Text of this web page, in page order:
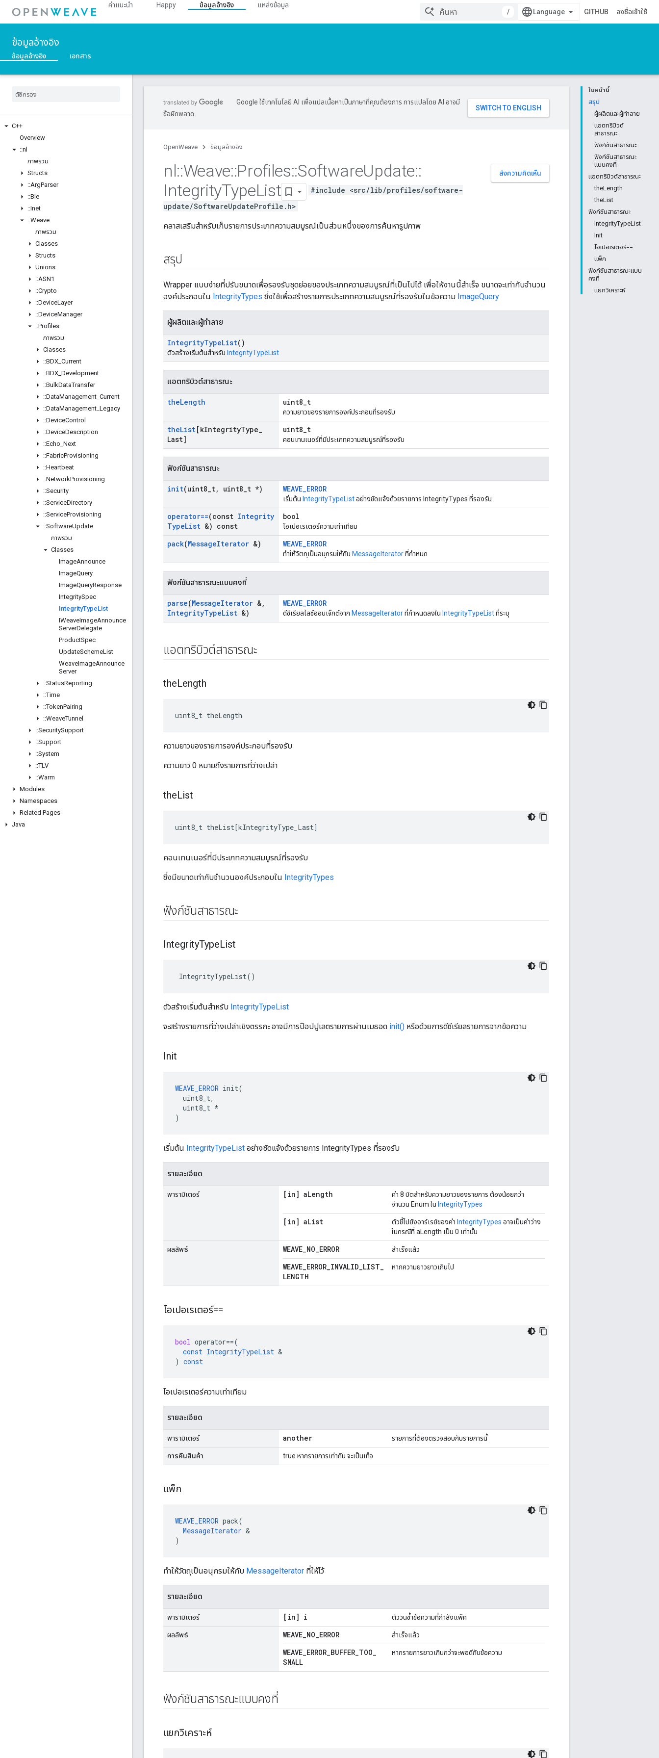
คำแนะนำ Happy ข้อมูลอ้างอิง
แหล่งข้อมูล
/
GITHUB ลงชื่อเข้าใช้
ข้อมูลอ้างอิง
ข้อมูลอ้างอิง เอกสาร
C++
Overview
::nl
ภาพรวม
Structs
::ArgParser
::Ble
::Inet
::Weave
ภาพรวม
Classes
Structs
Unions
::ASN1
::Crypto
::DeviceLayer
::DeviceManager
::Profiles
ภาพรวม
Classes
::BDX Current
::BDX Development
::BulkDataTransfer
::DataManagement Current
::DataManagement Legacy
::DeviceControl
::DeviceDescription
::Echo Next
::FabricProvisioning
::Heartbeat
::NetworkProvisioning
::Security
::ServiceDirectory
::ServiceProvisioning
::SoftwareUpdate
ภาพรวม
Classes
ImageAnnounce
ImageQuery
ImageQueryResponse
IntegritySpec
IntegrityTypeList
IWeaveImageAnnounce
ServerDelegate
ProductSpec
UpdateSchemeList
WeaveImageAnnounce
Server
::StatusReporting
::Time
::TokenPairing
::WeaveTunnel
::SecuritySupport
::Support
::System
::TLV
::Warm
Modules
Namespaces
Related Pages
Java
ในหน้านี้
สรุป
ผู้ผลิตและผู้ทำลาย
แอตทริบิวต์
สาธารณะ
ฟังก์ชันสาธารณะ
ฟังก์ชันสาธารณะ
แบบคงที่
แอตทริบิวต์สาธารณะ
theLength
theList
ฟังก์ชันสาธารณะ
IntegrityTypeList
Init
โอเปอเรเตอร์==
แพ็ก
ฟังก์ชันสาธารณะแบบ
คงที่
แยกวิเคราะห์
Google ใช้เทคโนโลยี AI เพื่อแปลเนื้อหาเป็นภาษาที่คุณต้องการ การแปลโดย AI อาจมี
ข้อผิดพลาด
OpenWeave ข้อมูลอ้างอิง
ส่งความคิดเห็น
nl::Weave::Profiles::SoftwareUpdate::
IntegrityTypeList
#include <src/lib/profiles/software-
update/SoftwareUpdateProfile.h>
คลาสเสริมสำหรับเก็บรายการประเภทความสมบูรณ์เป็นส่วนหนึ่งของการค้นหารูปภาพ
สรุป
Wrapper แบบง่ายที่ปรับขนาดเพื่อรองรับชุดย่อยของประเภทความสมบูรณ์ที่เป็นไปได้ เพื่อให้งานนี้สำเร็จ ขนาดจะเท่ากับจำนวน
องค์ประกอบใน IntegrityTypes ซึ่งใช้เพื่อสร้างรายการประเภทความสมบูรณ์ที่รองรับในข้อความ ImageQuery
ผู้ผลิตและผู้ทำลาย
IntegrityTypeList()
ตัวสร้างเริ่มต้นสำหรับ IntegrityTypeList
แอตทริบิวต์สาธารณะ
theLength uint8_t
ความยาวของรายการองค์ประกอบที่รองรับ
theList[kIntegrityType
Last]
uint8_t
คอนเทนเนอร์ที่มีประเภทความสมบูรณ์ที่รองรับ
ฟังก์ชันสาธารณะ
init(uint8 t, uint8 t *) WEAVE_ERROR
เริ่มต้น IntegrityTypeListอย่างชัดแจ้งด้วยรายการ IntegrityTypes ที่รองรับ
operator==(const Integrity
TypeList &) const
bool
โอเปอเรเตอร์ความเท่าเทียม
pack(MessageIterator &) WEAVE_ERROR
ทำให้วัตถุเป็นอนุกรมให้กับ MessageIteratorที่กำหนด
ฟังก์ชันสาธารณะแบบคงที่
parse(MessageIterator &,
IntegrityTypeList &)
WEAVE_ERROR
ดีซีเรียลไลซ์ออบเจ็กต์จาก MessageIteratorที่กำหนดลงใน IntegrityTypeListที่ระบุ
แอตทริบิวต์สาธารณะ
theLength
uint8_t theLength
ความยาวของรายการองค์ประกอบที่รองรับ
ความยาว 0 หมายถึงรายการที่ว่างเปล่า
theList
uint8_t theList[kIntegrityType_Last]
คอนเทนเนอร์ที่มีประเภทความสมบูรณ์ที่รองรับ
ซึ่งมีขนาดเท่ากับจำนวนองค์ประกอบใน IntegrityTypes
ฟังก์ชันสาธารณะ
IntegrityTypeList
IntegrityTypeList()
ตัวสร้างเริ่มต้นสำหรับ IntegrityTypeList
จะสร้างรายการที่ว่างเปล่าเชิงตรรกะ อาจมีการป็อปปูเลตรายการผ่านเมธอด init() หรือด้วยการดีซีเรียลรายการจากข้อความ
Init
WEAVE_ERROR init(
  uint8_t,
  uint8_t *
)
เริ่มต้น IntegrityTypeList อย่างชัดแจ้งด้วยรายการ IntegrityTypes ที่รองรับ
รายละเอียด
พารามิเตอร์ [in] aLength
ค่า 8 บิตสำหรับความยาวของรายการ ต้องน้อยกว่า
จำนวน Enum ใน IntegrityTypes
[in] aList ตัวชี้ไปยังอาร์เรย์ของค่า IntegrityTypes อาจเป็นค่าว่าง
ในกรณีที่ aLength เป็น 0 เท่านั้น
ผลลัพธ์ WEAVE_NO_ERROR สำเร็จแล้ว
WEAVE_ERROR_INVALID_LIST_
LENGTH
หากความยาวยาวเกินไป
โอเปอเรเตอร์==
bool operator==(
const IntegrityTypeList &
) const
โอเปอเรเตอร์ความเท่าเทียม
รายละเอียด
พารามิเตอร์ another รายการที่ต้องตรวจสอบกับรายการนี้
การคืนสินค้า true หากรายการเท่ากัน จะเป็นเท็จ
แพ็ก
WEAVE_ERROR pack(
MessageIterator &
)
ทำให้วัตถุเป็นอนุกรมให้กับ MessageIterator ที่ให้ไว้
รายละเอียด
พารามิเตอร์ [in] i ตัววนซ้ำข้อความที่กำลังแพ็ค
ผลลัพธ์ WEAVE_NO_ERROR สำเร็จแล้ว
WEAVE_ERROR_BUFFER_TOO_
SMALL
หากรายการยาวเกินกว่าจะพอดีกับข้อความ
ฟังก์ชันสาธารณะแบบคงที่
แยกวิเคราะห์